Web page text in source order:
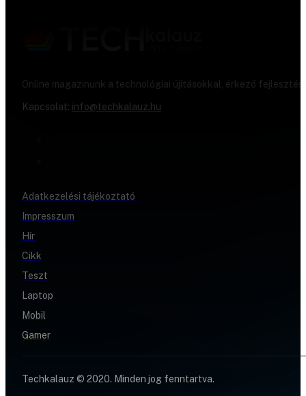
Online magazinunk a technológiai újításokkal, érkező
Kapcsolat: info@techkalauz.hu
Adatkezelési tájékoztató
Impresszum
Hír
Cikk
Teszt
Laptop
Mobil
Gamer
Techkalauz © 2020. Minden jog fenntartva.